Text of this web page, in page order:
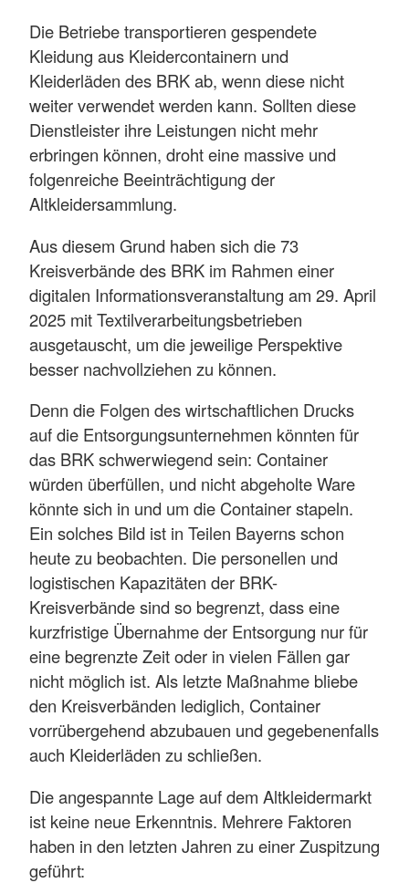
Die Betriebe transportieren gespendete
Kleidung aus Kleidercontainern und
Kleiderläden des BRK ab, wenn diese nicht
weiter verwendet werden kann. Sollten diese
Dienstleister ihre Leistungen nicht mehr
erbringen können, droht eine massive und
folgenreiche Beeinträchtigung der
Altkleidersammlung.
Aus diesem Grund haben sich die 73
Kreisverbände des BRK im Rahmen einer
digitalen Informationsveranstaltung am 29. April
2025 mit Textilverarbeitungsbetrieben
ausgetauscht, um die jeweilige Perspektive
besser nachvollziehen zu können.
Denn die Folgen des wirtschaftlichen Drucks
auf die Entsorgungsunternehmen könnten für
das BRK schwerwiegend sein: Container
würden überfüllen, und nicht abgeholte Ware
könnte sich in und um die Container stapeln.
Ein solches Bild ist in Teilen Bayerns schon
heute zu beobachten. Die personellen und
logistischen Kapazitäten der BRK-
Kreisverbände sind so begrenzt, dass eine
kurzfristige Übernahme der Entsorgung nur für
eine begrenzte Zeit oder in vielen Fällen gar
nicht möglich ist. Als letzte Maßnahme bliebe
den Kreisverbänden lediglich, Container
vorrübergehend abzubauen und gegebenenfalls
auch Kleiderläden zu schließen.
Die angespannte Lage auf dem Altkleidermarkt
ist keine neue Erkenntnis. Mehrere Faktoren
haben in den letzten Jahren zu einer Zuspitzung
geführt: